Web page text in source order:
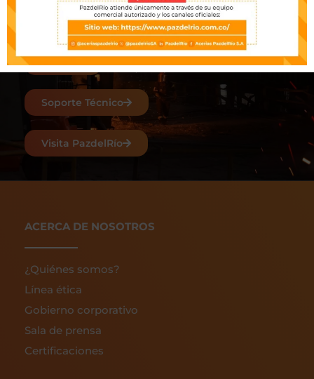
comentarios, escríbenos y nuestro equipo se
pondrá en contacto lo antes posible.
Soporte Técnico
Visita PazdelRío
ACERCA DE NOSOTROS
¿Quiénes somos?
Línea ética
Gobierno corporativo
Sala de prensa
Certificaciones